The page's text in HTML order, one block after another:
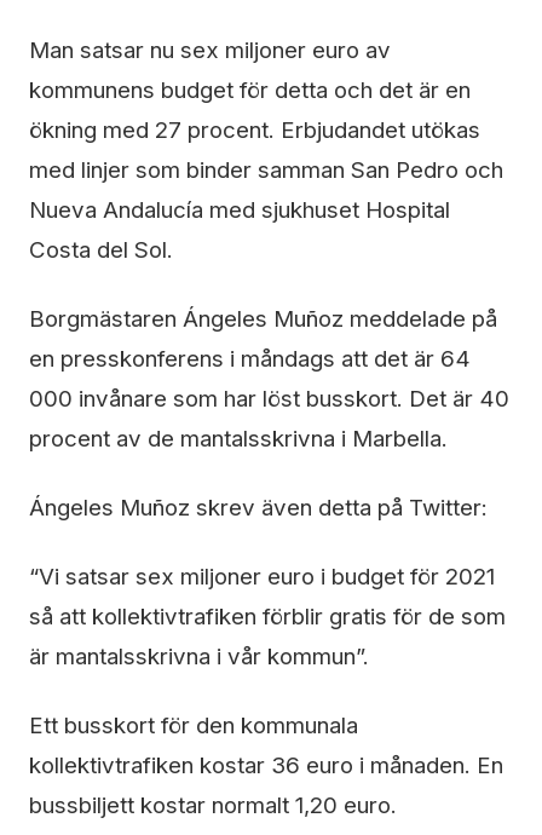
Man satsar nu sex miljoner euro av
kommunens budget för detta och det är en
ökning med 27 procent. Erbjudandet utökas
med linjer som binder samman San Pedro och
Nueva Andalucía med sjukhuset Hospital
Costa del Sol.
Borgmästaren Ángeles Muñoz meddelade på
en presskonferens i måndags att det är 64
000 invånare som har löst busskort. Det är 40
procent av de mantalsskrivna i Marbella.
Ángeles Muñoz skrev även detta på Twitter:
“Vi satsar sex miljoner euro i budget för 2021
så att kollektivtrafiken förblir gratis för de som
är mantalsskrivna i vår kommun”.
Ett busskort för den kommunala
kollektivtrafiken kostar 36 euro i månaden. En
bussbiljett kostar normalt 1,20 euro.